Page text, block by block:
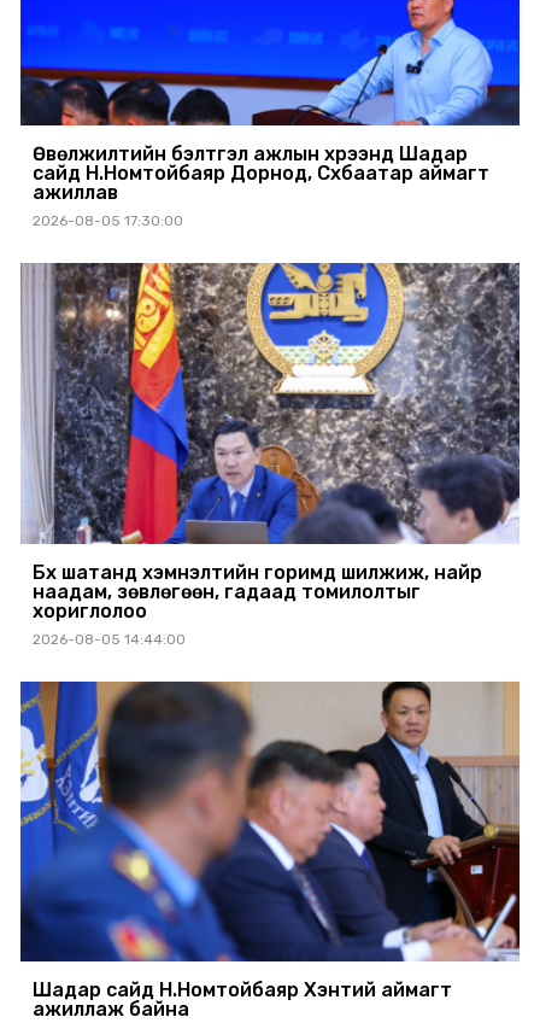
Өвөлжилтийн бэлтгэл ажлын хүрээнд Шадар
сайд Н.Номтойбаяр Дорнод, Сүхбаатар аймагт
ажиллав
2026-08-05 17:30:00
Бүх шатанд хэмнэлтийн горимд шилжиж, найр
наадам, зөвлөгөөн, гадаад томилолтыг
хориглолоо
2026-08-05 14:44:00
Шадар сайд Н.Номтойбаяр Хэнтий аймагт
ажиллаж байна